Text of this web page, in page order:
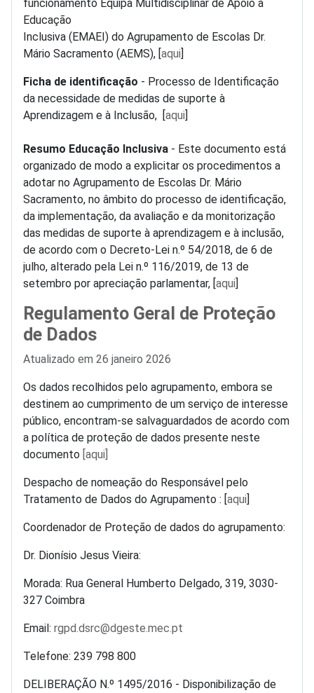
funcionamento Equipa Multidisciplinar de Apoio à
Educação
Inclusiva (EMAEI) do Agrupamento de Escolas Dr.
Mário Sacramento (AEMS), [aqui]
Ficha de identificação - Processo de Identificação
da necessidade de medidas de suporte à
Aprendizagem e à Inclusão, [aqui]
Resumo Educação Inclusiva - Este documento está
organizado de modo a explicitar os procedimentos a
adotar no Agrupamento de Escolas Dr. Mário
Sacramento, no âmbito do processo de identificação,
da implementação, da avaliação e da monitorização
das medidas de suporte à aprendizagem e à inclusão,
de acordo com o Decreto-Lei n.º 54/2018, de 6 de
julho, alterado pela Lei n.º 116/2019, de 13 de
setembro por apreciação parlamentar, [aqui]
Regulamento Geral de Proteção
de Dados
Detalhes
Atualizado em 26 janeiro 2026
Os dados recolhidos pelo agrupamento, embora se
destinem ao cumprimento de um serviço de interesse
público, encontram-se salvaguardados de acordo com
a política de proteção de dados presente neste
documento [aqui]
Despacho de nomeação do Responsável pelo
Tratamento de Dados do Agrupamento : [aqui]
Coordenador de Proteção de dados do agrupamento:
Dr. Dionísio Jesus Vieira:
Morada: Rua General Humberto Delgado, 319, 3030-
327 Coimbra
Email: rgpd.dsrc@dgeste.mec.pt
Telefone: 239 798 800
DELIBERAÇÃO N.º 1495/2016 - Disponibilização de